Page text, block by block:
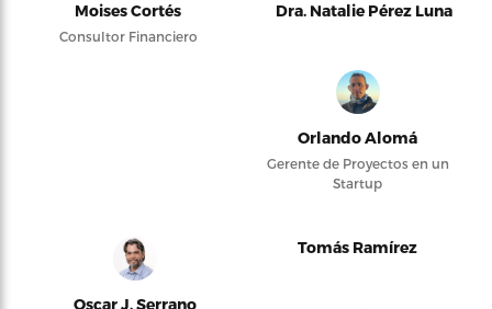
Moises Cortés
Consultor Financiero
Dra. Natalie Pérez Luna
Orlando Alomá
Gerente de Proyectos en un
Startup
Oscar J. Serrano
Tomás Ramírez